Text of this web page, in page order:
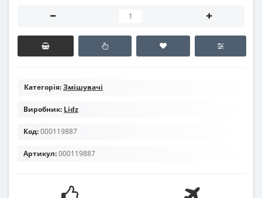
Категорія:Змішувачі
Виробник: Lidz
Код:000119887
Артикул:000119887